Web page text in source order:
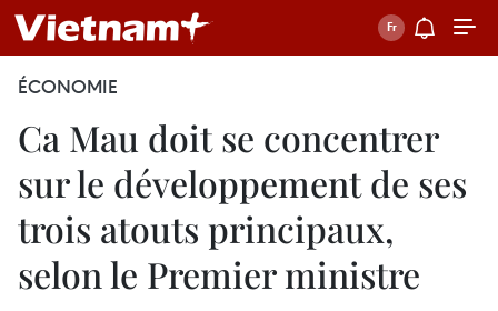
ÉCONOMIE
Ca Mau doit se concentrer
sur le développement de ses
trois atouts principaux,
selon le Premier ministre